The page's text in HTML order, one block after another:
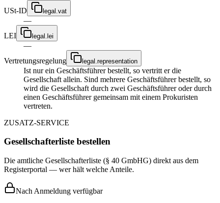
USt-ID legal.vat
—
LEI
legal.lei
—
Vertretungsregelung
legal.representation
Ist nur ein Geschäftsführer bestellt, so vertritt er die
Gesellschaft allein. Sind mehrere Geschäftsführer bestellt, so
wird die Gesellschaft durch zwei Geschäftsführer oder durch
einen Geschäftsführer gemeinsam mit einem Prokuristen
vertreten.
ZUSATZ-SERVICE
Gesellschafterliste bestellen
Die amtliche Gesellschafterliste (§ 40 GmbHG) direkt aus dem
Registerportal — wer hält welche Anteile.
Nach Anmeldung verfügbar